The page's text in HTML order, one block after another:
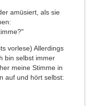
amüsiert, als sie
vorlese) Allerdings
bin selbst immer
meine Stimme in
auf und hört selbst: